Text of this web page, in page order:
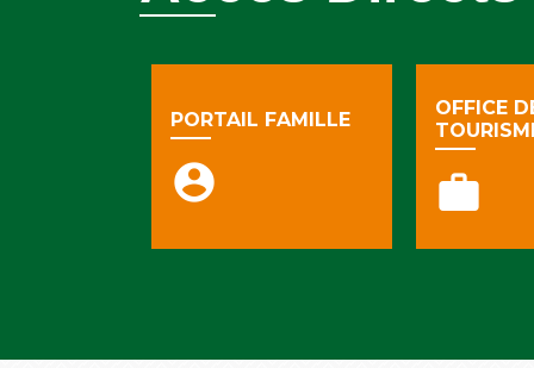
PORTAIL FAMILLE
account_circle
OFFICE
work